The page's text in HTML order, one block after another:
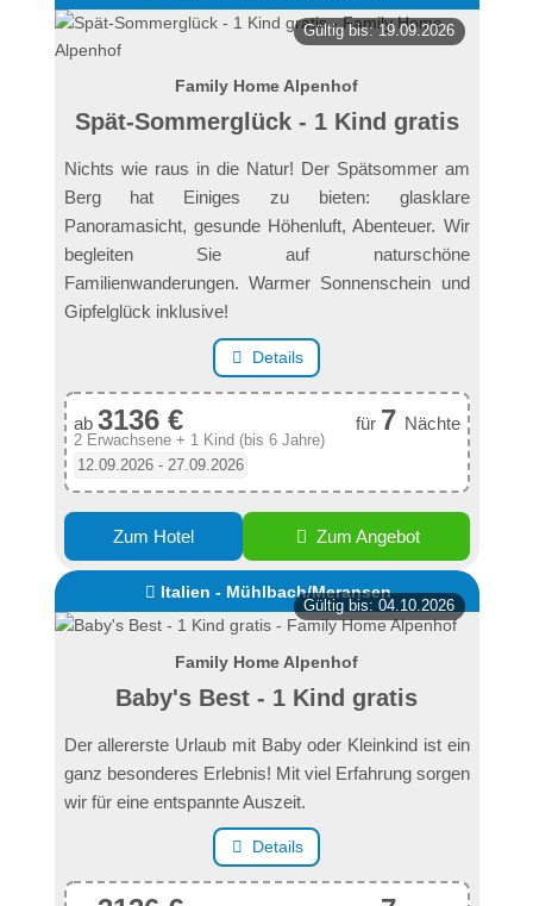
Gültig bis: 19.09.2026
Family Home Alpenhof
Spät-Sommerglück - 1 Kind gratis
Nichts wie raus in die Natur! Der Spätsommer am
Berg hat Einiges zu bieten: glasklare
Panoramasicht, gesunde Höhenluft, Abenteuer. Wir
begleiten Sie auf naturschöne
Familienwanderungen. Warmer Sonnenschein und
Gipfelglück inklusive!
Details
ab 3136 € für 7 Nächte
2 Erwachsene + 1 Kind (bis 6 Jahre)
12.09.2026 - 27.09.2026
Zum Hotel Zum Angebot
Italien - Mühlbach/Meransen
Gültig bis: 04.10.2026
Family Home Alpenhof
Baby's Best - 1 Kind gratis
Der allererste Urlaub mit Baby oder Kleinkind ist ein
ganz besonderes Erlebnis! Mit viel Erfahrung sorgen
wir für eine entspannte Auszeit.
Details